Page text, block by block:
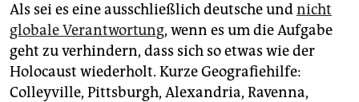
Als sei es eine ausschließlich deutsche undnicht
globale Verantwortung, wenn es um die Aufgabe
geht zu verhindern, dass sich so etwas wie der
Holocaust wiederholt. Kurze Geografiehilfe:
Colleyville, Pittsburgh, Alexandria, Ravenna,